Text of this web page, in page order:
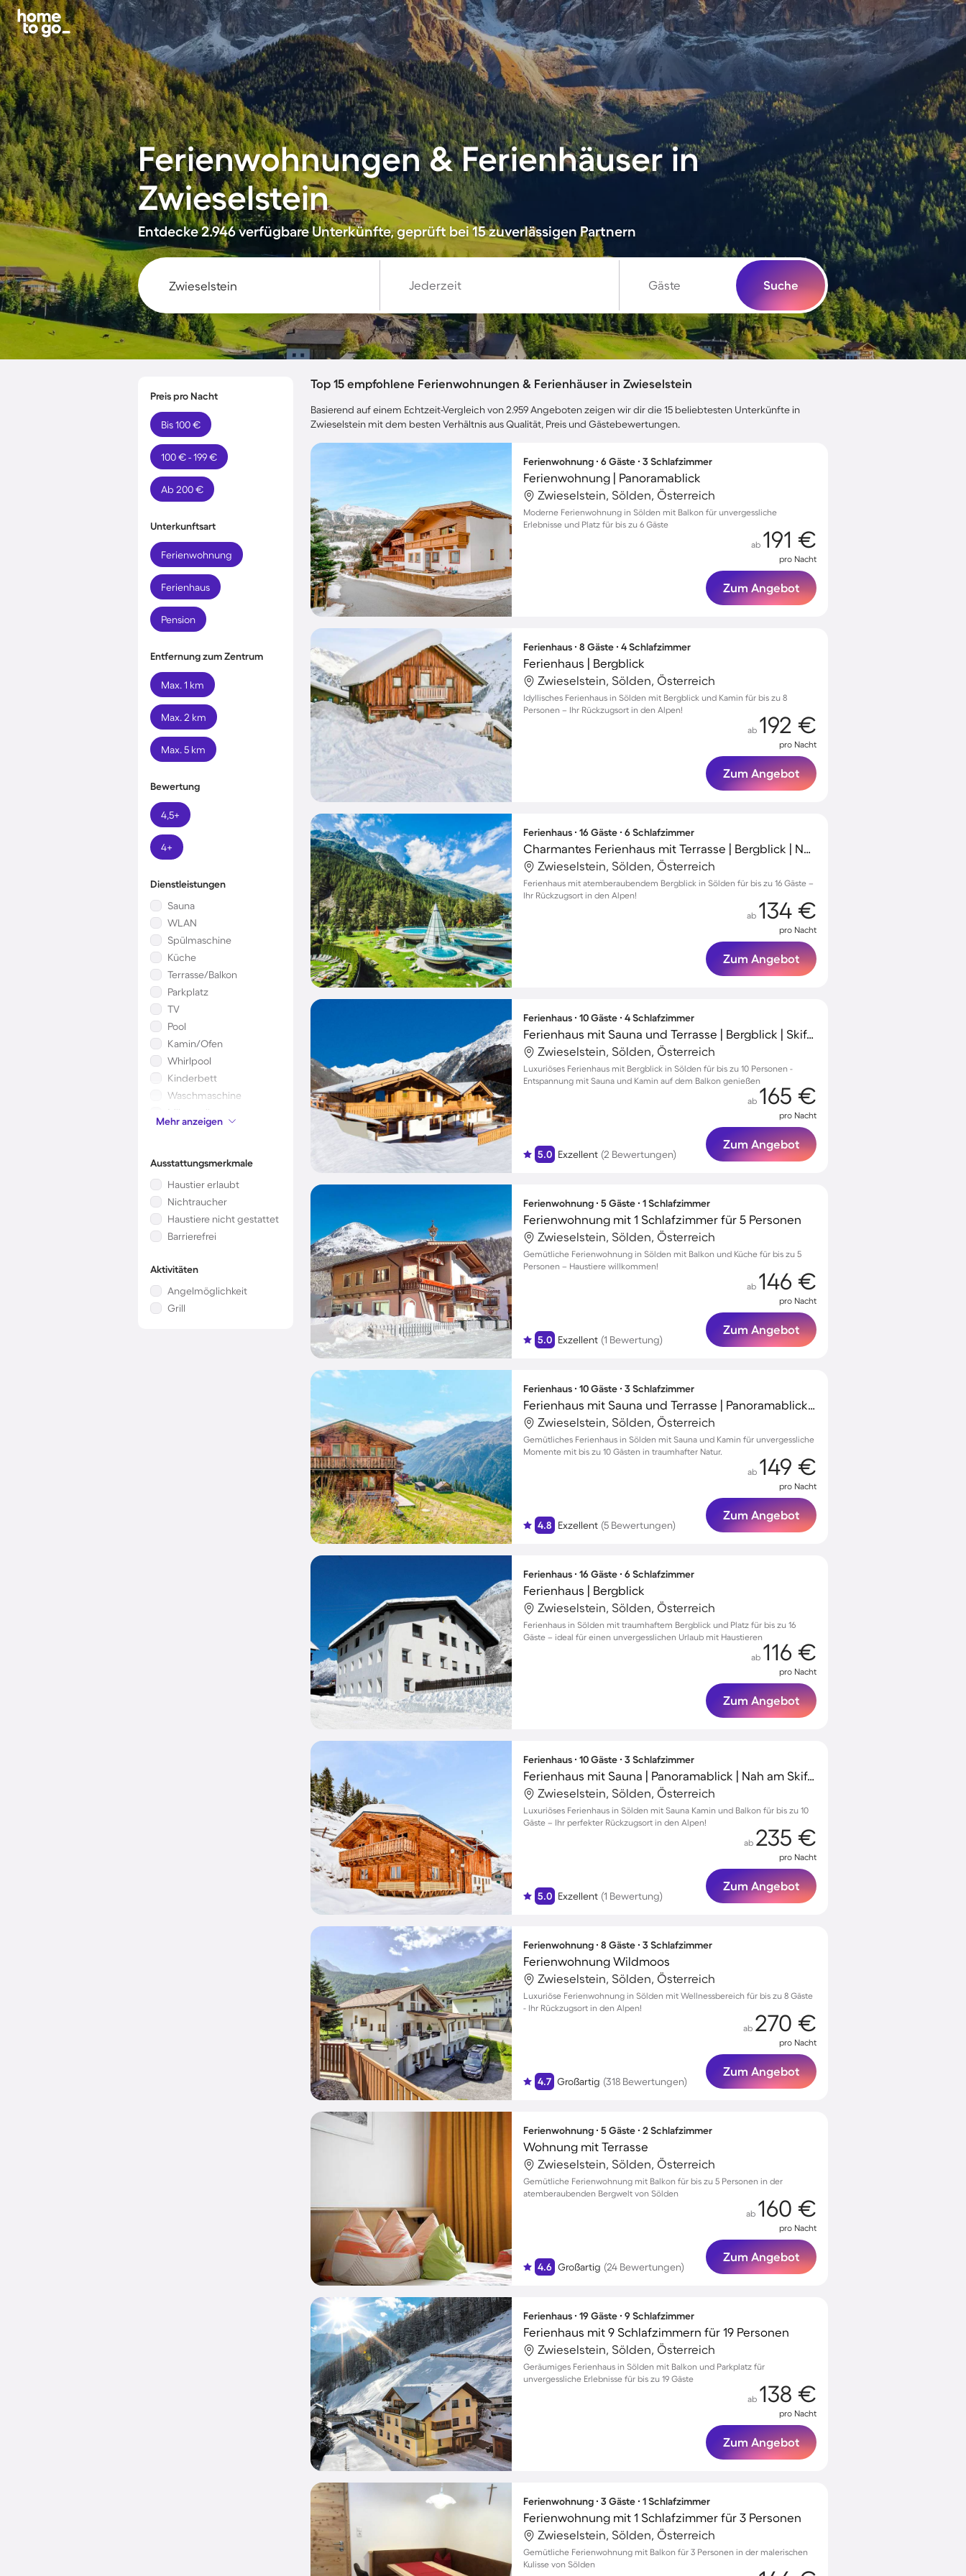
Ferienwohnungen & Ferienhäuser in
Zwieselstein
Entdecke 2.946 verfügbare Unterkünfte, geprüft bei 15 zuverlässigen Partnern
Jederzeit Gäste Suche
Preis pro Nacht
Bis 100 €
100 € - 199 €
Ab 200 €
Unterkunftsart
Ferienwohnung
Ferienhaus
Pension
Entfernung zum Zentrum
Max. 1 km
Max. 2 km
Max. 5 km
Bewertung
4,5+
4+
Dienstleistungen
Sauna
WLAN
Spülmaschine
Küche
Terrasse/Balkon
Parkplatz
TV
Pool
Kamin/Ofen
Whirlpool
Kinderbett
Waschmaschine
Mikrowelle
Mehr anzeigen
Ausstattungsmerkmale
Haustier erlaubt
Nichtraucher
Haustiere nicht gestattet
Barrierefrei
Aktivitäten
Angelmöglichkeit
Grill
Top 15 empfohlene Ferienwohnungen & Ferienhäuser in Zwieselstein
Basierend auf einem Echtzeit-Vergleich von 2.959 Angeboten zeigen wir dir die 15 beliebtesten Unterkünfte in
Zwieselstein mit dem besten Verhältnis aus Qualität, Preis und Gästebewertungen.
Ferienwohnung ∙ 6 Gäste ∙ 3 Schlafzimmer
Ferienwohnung | Panoramablick
Zwieselstein, Sölden, Österreich
Moderne Ferienwohnung in Sölden mit Balkon für unvergessliche
Erlebnisse und Platz für bis zu 6 Gäste
ab 191 €
pro Nacht
Zum Angebot
Ferienhaus ∙ 8 Gäste ∙ 4 Schlafzimmer
Ferienhaus | Bergblick
Zwieselstein, Sölden, Österreich
Idyllisches Ferienhaus in Sölden mit Bergblick und Kamin für bis zu 8
Personen – Ihr Rückzugsort in den Alpen!
ab 192 €
pro Nacht
Zum Angebot
Ferienhaus ∙ 16 Gäste ∙ 6 Schlafzimmer
Charmantes Ferienhaus mit Terrasse | Bergblick | Nah am Skifahren
Zwieselstein, Sölden, Österreich
Ferienhaus mit atemberaubendem Bergblick in Sölden für bis zu 16 Gäste –
Ihr Rückzugsort in den Alpen!
ab 134 €
pro Nacht
Zum Angebot
Ferienhaus ∙ 10 Gäste ∙ 4 Schlafzimmer
Ferienhaus mit Sauna und Terrasse | Bergblick | Skifahren in der Nähe
Zwieselstein, Sölden, Österreich
Luxuriöses Ferienhaus mit Bergblick in Sölden für bis zu 10 Personen -
Entspannung mit Sauna und Kamin auf dem Balkon genießen
5.0 Exzellent (2 Bewertungen)
ab 165 €
pro Nacht
Zum Angebot
Ferienwohnung ∙ 5 Gäste ∙ 1 Schlafzimmer
Ferienwohnung mit 1 Schlafzimmer für 5 Personen
Zwieselstein, Sölden, Österreich
Gemütliche Ferienwohnung in Sölden mit Balkon und Küche für bis zu 5
Personen – Haustiere willkommen!
5.0 Exzellent (1 Bewertung)
ab 146 €
pro Nacht
Zum Angebot
Ferienhaus ∙ 10 Gäste ∙ 3 Schlafzimmer
Ferienhaus mit Sauna und Terrasse | Panoramablick | Skifahren in der Nähe
Zwieselstein, Sölden, Österreich
Gemütliches Ferienhaus in Sölden mit Sauna und Kamin für unvergessliche
Momente mit bis zu 10 Gästen in traumhafter Natur.
4.8 Exzellent (5 Bewertungen)
ab 149 €
pro Nacht
Zum Angebot
Ferienhaus ∙ 16 Gäste ∙ 6 Schlafzimmer
Ferienhaus | Bergblick
Zwieselstein, Sölden, Österreich
Ferienhaus in Sölden mit traumhaftem Bergblick und Platz für bis zu 16
Gäste – ideal für einen unvergesslichen Urlaub mit Haustieren
ab 116 €
pro Nacht
Zum Angebot
Ferienhaus ∙ 10 Gäste ∙ 3 Schlafzimmer
Ferienhaus mit Sauna | Panoramablick | Nah am Skifahren
Zwieselstein, Sölden, Österreich
Luxuriöses Ferienhaus in Sölden mit Sauna Kamin und Balkon für bis zu 10
Gäste – Ihr perfekter Rückzugsort in den Alpen!
5.0 Exzellent (1 Bewertung)
ab 235 €
pro Nacht
Zum Angebot
Ferienwohnung ∙ 8 Gäste ∙ 3 Schlafzimmer
Ferienwohnung Wildmoos
Zwieselstein, Sölden, Österreich
Luxuriöse Ferienwohnung in Sölden mit Wellnessbereich für bis zu 8 Gäste
- Ihr Rückzugsort in den Alpen!
4.7 Großartig (318 Bewertungen)
ab 270 €
pro Nacht
Zum Angebot
Ferienwohnung ∙ 5 Gäste ∙ 2 Schlafzimmer
Wohnung mit Terrasse
Zwieselstein, Sölden, Österreich
Gemütliche Ferienwohnung mit Balkon für bis zu 5 Personen in der
atemberaubenden Bergwelt von Sölden
4.6 Großartig (24 Bewertungen)
ab 160 €
pro Nacht
Zum Angebot
Ferienhaus ∙ 19 Gäste ∙ 9 Schlafzimmer
Ferienhaus mit 9 Schlafzimmern für 19 Personen
Zwieselstein, Sölden, Österreich
Geräumiges Ferienhaus in Sölden mit Balkon und Parkplatz für
unvergessliche Erlebnisse für bis zu 19 Gäste
ab 138 €
pro Nacht
Zum Angebot
Ferienwohnung ∙ 3 Gäste ∙ 1 Schlafzimmer
Ferienwohnung mit 1 Schlafzimmer für 3 Personen
Zwieselstein, Sölden, Österreich
Gemütliche Ferienwohnung mit Balkon für 3 Personen in der malerischen
Kulisse von Sölden